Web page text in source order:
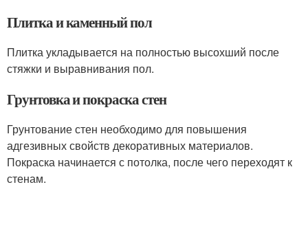
Плитка и каменный пол
Плитка укладывается на полностью высохший после
стяжки и выравнивания пол.
Грунтовка и покраска стен
Грунтование стен необходимо для повышения
адгезивных свойств декоративных материалов.
Покраска начинается с потолка, после чего переходят к
стенам.